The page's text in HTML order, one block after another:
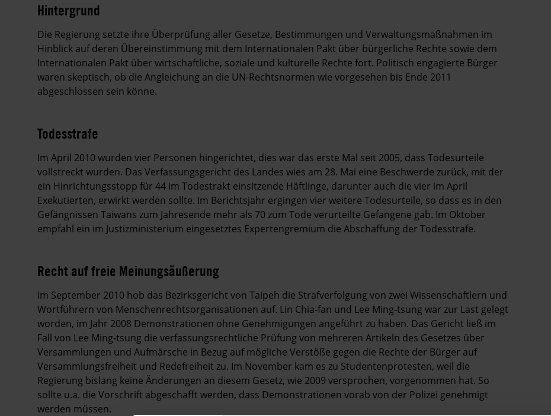
Hintergrund
Die Regierung setzte ihre Überprüfung aller Gesetze, Bestimmungen und Verwaltungsmaßnahmen im
Hinblick auf deren Übereinstimmung mit dem Internationalen Pakt über bürgerliche Rechte sowie dem
Internationalen Pakt über wirtschaftliche, soziale und kulturelle Rechte fort. Politisch engagierte Bürger
waren skeptisch, ob die Angleichung an die UN-Rechtsnormen wie vorgesehen bis Ende 2011
abgeschlossen sein könne.
Todesstrafe
Im April 2010 wurden vier Personen hingerichtet, dies war das erste Mal seit 2005, dass Todesurteile
vollstreckt wurden. Das Verfassungsgericht des Landes wies am 28. Mai eine Beschwerde zurück, mit der
ein Hinrichtungsstopp für 44 im Todestrakt einsitzende Häftlinge, darunter auch die vier im April
Exekutierten, erwirkt werden sollte. Im Berichtsjahr ergingen vier weitere Todesurteile, so dass es in den
Gefängnissen Taiwans zum Jahresende mehr als 70 zum Tode verurteilte Gefangene gab. Im Oktober
empfahl ein im Justizministerium eingesetztes Expertengremium die Abschaffung der Todesstrafe.
Recht auf freie Meinungsäußerung
Im September 2010 hob das Bezirksgericht von Taipeh die Strafverfolgung von zwei Wissenschaftlern und
Wortführern von Menschenrechtsorganisationen auf. Lin Chia-fan und Lee Ming-tsung war zur Last gelegt
worden, im Jahr 2008 Demonstrationen ohne Genehmigungen angeführt zu haben. Das Gericht ließ im
Fall von Lee Ming-tsung die verfassungsrechtliche Prüfung von mehreren Artikeln des Gesetzes über
Versammlungen und Aufmärsche in Bezug auf mögliche Verstöße gegen die Rechte der Bürger auf
Versammlungsfreiheit und Redefreiheit zu. Im November kam es zu Studentenprotesten, weil die
Regierung bislang keine Änderungen an diesem Gesetz, wie 2009 versprochen, vorgenommen hat. So
sollte u.a. die Vorschrift abgeschafft werden, dass Demonstrationen vorab von der Polizei genehmigt
werden müssen.